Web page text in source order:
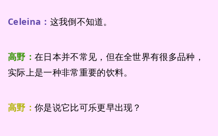
Celeina： 这我倒不知道。
高野： 在日本并不常见，但在全世界有很多品种，
实际上是一种非常重要的饮料。
高野： 你是说它比可乐更早出现？